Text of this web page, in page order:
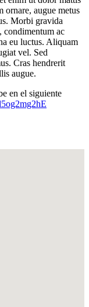
ornare, augue metus
Morbi gravida
condimentum ac
eu luctus. Aliquam
vel. Sed
Cras hendrerit
augue.
en el siguiente